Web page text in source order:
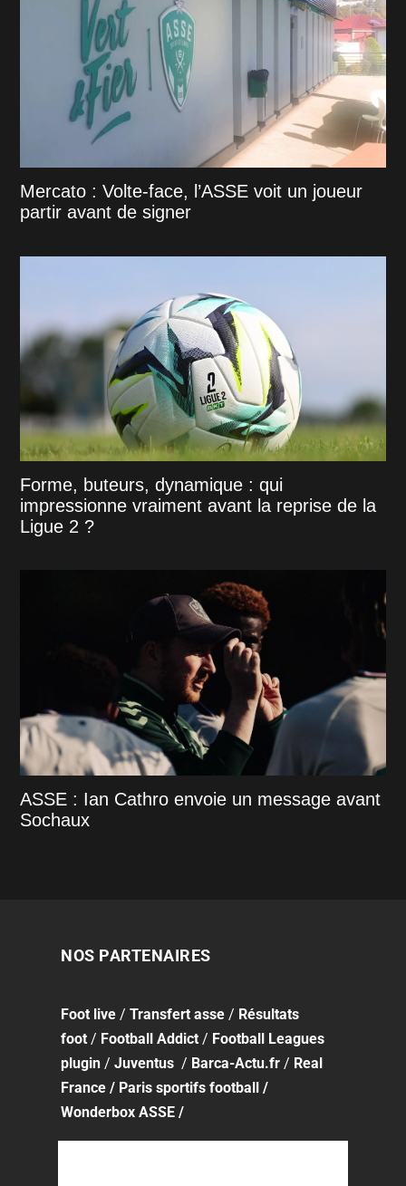
Mercato : Volte-face, l’ASSE voit un joueur
partir avant de signer
Forme, buteurs, dynamique : qui
impressionne vraiment avant la reprise de la
Ligue 2 ?
ASSE : Ian Cathro envoie un message avant
Sochaux
NOS PARTENAIRES
Foot live /Transfert asse / Résultats
foot / Football Addict / Football Leagues
plugin /Juventus / Barca-Actu.fr / Real
France / Paris sportifs football
/
Wonderbox ASSE /